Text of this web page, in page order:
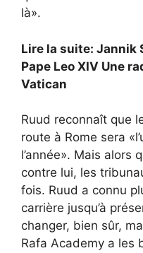
là».
Lire la suite: Jannik
Pape Leo XIV Une
Vatican
Ruud reconnaît que
route à Rome sera
l’année». Mais alors
contre lui, les
fois. Ruud a connu
carrière jusqu’à
changer, bien sûr,
Rafa Academy a les